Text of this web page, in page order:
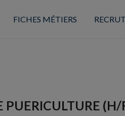
FICHES MÉTIERS
PUERICULTURE (H/